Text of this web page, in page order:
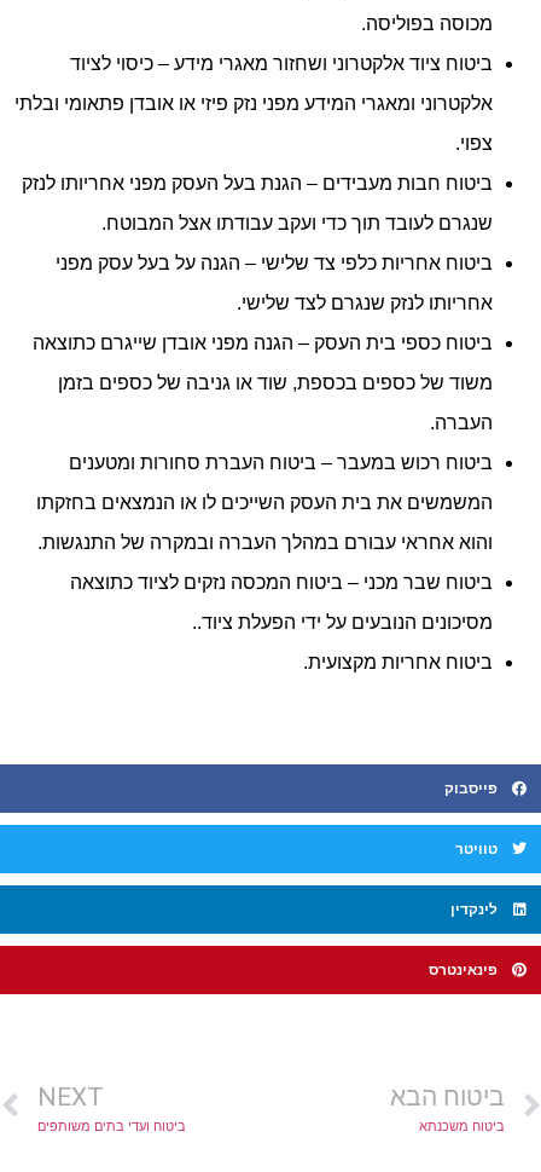
מכוסה בפוליסה.
ביטוח ציוד אלקטרוני ושחזור מאגרי מידע – כיסוי לציוד
אלקטרוני ומאגרי המידע מפני נזק פיזי או אובדן פתאומי ובלתי
צפוי.
ביטוח חבות מעבידים – הגנת בעל העסק מפני אחריותו לנזק
שנגרם לעובד תוך כדי ועקב עבודתו אצל המבוטח.
ביטוח אחריות כלפי צד שלישי – הגנה על בעל עסק מפני
אחריותו לנזק שנגרם לצד שלישי.
ביטוח כספי בית העסק – הגנה מפני אובדן שייגרם כתוצאה
משוד של כספים בכספת, שוד או גניבה של כספים בזמן
העברה.
ביטוח רכוש במעבר – ביטוח העברת סחורות ומטענים
המשמשים את בית העסק השייכים לו או הנמצאים בחזקתו
והוא אחראי עבורם במהלך העברה ובמקרה של התנגשות.
ביטוח שבר מכני – ביטוח המכסה נזקים לציוד כתוצאה
מסיכונים הנובעים על ידי הפעלת ציוד..
ביטוח אחריות מקצועית.
פייסבוק
טוויטר
לינקדין
פינאינטרס
ביטוח הבא
ביטוח משכנתא
NEXT
ביטוח ועדי בתים משותפים